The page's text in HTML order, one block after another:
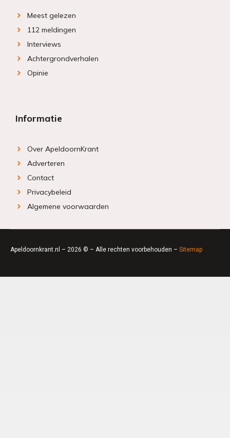
Meest gelezen
112 meldingen
Interviews
Achtergrondverhalen
Opinie
Informatie
Over ApeldoornKrant
Adverteren
Contact
Privacybeleid
Algemene voorwaarden
Apeldoornkrant.nl – 2026 © – Alle rechten voorbehouden – Sitemap